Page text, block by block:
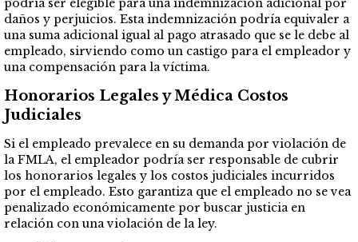
podría ser elegible para una indemnización adicional por
daños y perjuicios. Esta indemnización podría equivaler a
una suma adicional igual al pago atrasado que se le debe al
empleado, sirviendo como un castigo para el empleador y
una compensación para la víctima.
Honorarios Legales y Médica Costos
Judiciales
Si el empleado prevalece en su demanda por violación de
la FMLA, el empleador podría ser responsable de cubrir
los honorarios legales y los costos judiciales incurridos
por el empleado. Esto garantiza que el empleado no se vea
penalizado económicamente por buscar justicia en
relación con una violación de la ley.